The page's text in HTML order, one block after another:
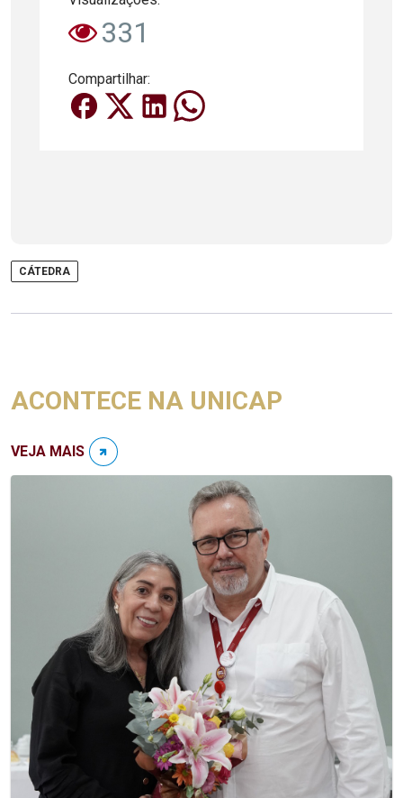
331
Compartilhar:
CÁTEDRA
ACONTECE NA UNICAP
VEJA MAIS